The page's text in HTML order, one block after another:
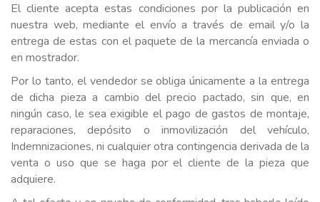
El cliente acepta estas condiciones por la publicación en
nuestra web, mediante el envío a través de email y/o la
entrega de estas con el paquete de la mercancía enviada o
en mostrador.
Por lo tanto, el vendedor se obliga únicamente a la entrega
de dicha pieza a cambio del precio pactado, sin que, en
ningún caso, le sea exigible el pago de gastos de montaje,
reparaciones, depósito o inmovilización del vehículo,
Indemnizaciones, ni cualquier otra contingencia derivada de la
venta o uso que se haga por el cliente de la pieza que
adquiere.